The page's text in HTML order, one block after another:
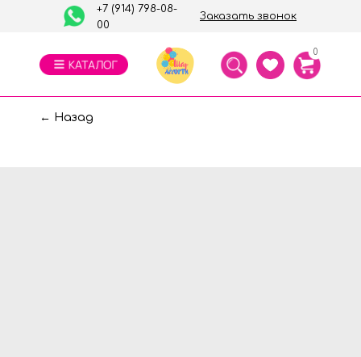
Заказать звонок
+7 (914) 798-08-
00
0
← Назад